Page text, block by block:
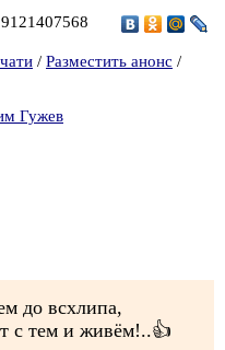
/ Разместить анонс /
Гужев
до всхлипа,
с тем и живём!..👍